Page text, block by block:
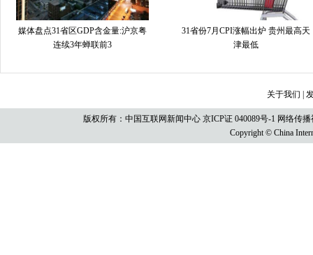
媒体盘点31省区GDP含金量:沪京粤
连续3年蝉联前3
31省份7月CPI涨幅出炉 贵州最高天
津最低